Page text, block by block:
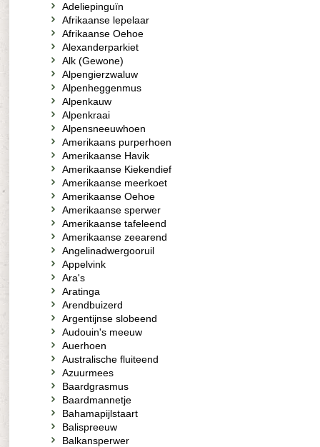
Adeliepinguïn
Afrikaanse lepelaar
Afrikaanse Oehoe
Alexanderparkiet
Alk (Gewone)
Alpengierzwaluw
Alpenheggenmus
Alpenkauw
Alpenkraai
Alpensneeuwhoen
Amerikaans purperhoen
Amerikaanse Havik
Amerikaanse Kiekendief
Amerikaanse meerkoet
Amerikaanse Oehoe
Amerikaanse sperwer
Amerikaanse tafeleend
Amerikaanse zeearend
Angelinadwergooruil
Appelvink
Ara's
Aratinga
Arendbuizerd
Argentijnse slobeend
Audouin's meeuw
Auerhoen
Australische fluiteend
Azuurmees
Baardgrasmus
Baardmannetje
Bahamapijlstaart
Balispreeuw
Balkansperwer